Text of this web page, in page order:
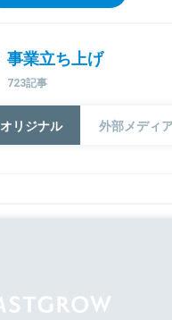
事業立ち上げ
723記事
オリジナル 外部メディ